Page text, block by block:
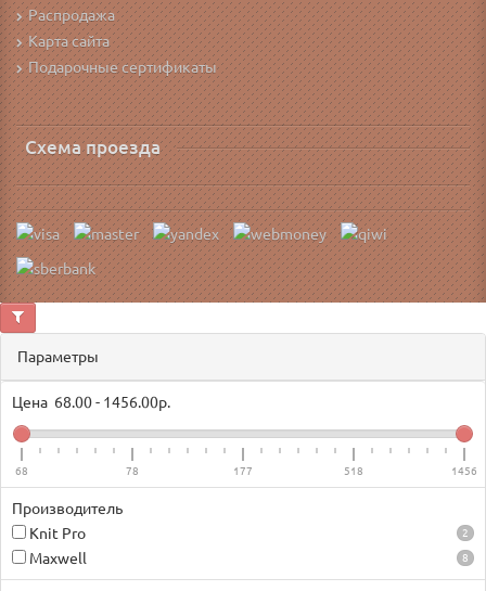
Распродажа
Карта сайта
Подарочные сертификаты
Схема проезда
Параметры
Цена 68.00- 1456.00р.
68 78 177 518 1456
Производитель
Knit Pro
2
Maxwell 8